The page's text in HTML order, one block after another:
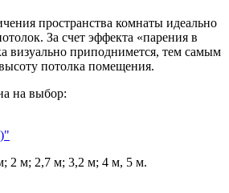
пространства комнаты идеально
За счет эффекта «парения в
визуально приподнимется, тем самым
потолка помещения.
на выбор:
2 м; 2,7 м; 3,2 м; 4 м, 5 м.